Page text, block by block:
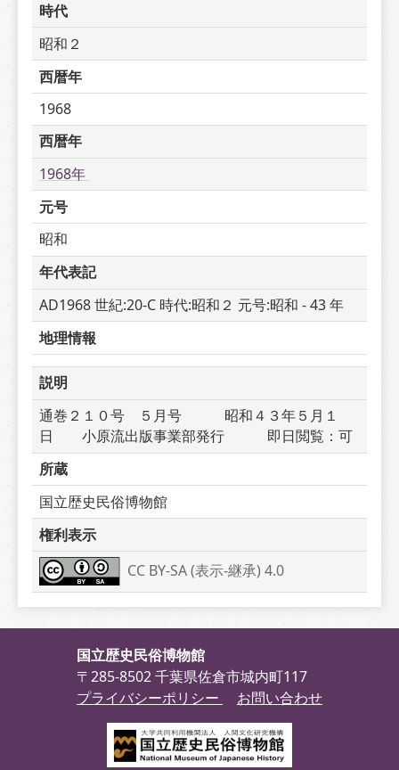
時代
昭和２
西暦年
1968
西暦年
1968年
元号
昭和
年代表記
AD1968 世紀:20-C 時代:昭和２ 元号:昭和 - 43 年
地理情報
説明
通巻２１０号　５月号　　　昭和４３年５月１
日　　小原流出版事業部発行　　　即日閲覧：可
所蔵
国立歴史民俗博物館
権利表示
CC BY-SA (表示-継承) 4.0
国立歴史民俗博物館
〒285-8502 千葉県佐倉市城内町117
プライバシーポリシー
お問い合わせ